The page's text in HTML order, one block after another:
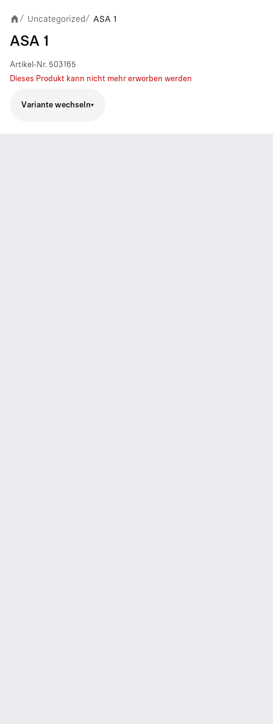
/ Uncategorized / ASA 1
ASA 1
Artikel-Nr. 503165
Dieses Produkt kann nicht mehr erworben werden
Variante wechseln